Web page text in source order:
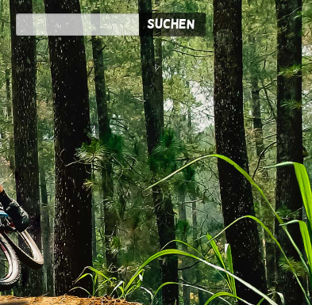
Suchen